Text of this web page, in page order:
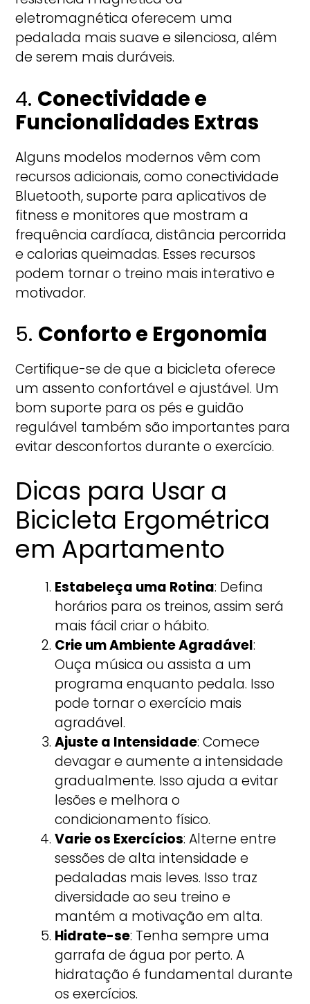
eletromagnética oferecem uma
pedalada mais suave e silenciosa, além
de serem mais duráveis.
4. Conectividade e
Funcionalidades Extras
Alguns modelos modernos vêm com
recursos adicionais, como conectividade
Bluetooth, suporte para aplicativos de
fitness e monitores que mostram a
frequência cardíaca, distância percorrida
e calorias queimadas. Esses recursos
podem tornar o treino mais interativo e
motivador.
5. Conforto e Ergonomia
Certifique-se de que a bicicleta oferece
um assento confortável e ajustável. Um
bom suporte para os pés e guidão
regulável também são importantes para
evitar desconfortos durante o exercício.
Dicas para Usar a
Bicicleta Ergométrica
em Apartamento
Estabeleça uma Rotina: Defina
horários para os treinos, assim será
mais fácil criar o hábito.
Crie um Ambiente Agradável:
Ouça música ou assista a um
programa enquanto pedala. Isso
pode tornar o exercício mais
agradável.
Ajuste a Intensidade: Comece
devagar e aumente a intensidade
gradualmente. Isso ajuda a evitar
lesões e melhora o
condicionamento físico.
Varie os Exercícios: Alterne entre
sessões de alta intensidade e
pedaladas mais leves. Isso traz
diversidade ao seu treino e
mantém a motivação em alta.
Hidrate-se: Tenha sempre uma
garrafa de água por perto. A
hidratação é fundamental durante
os exercícios.